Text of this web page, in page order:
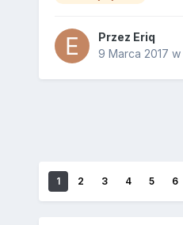
Przez Eriq
9 Marca 2017 w
1 2 3 4 5 6